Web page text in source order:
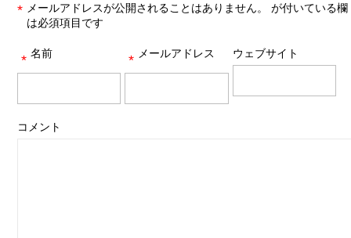
メールアドレスが公開されることはありません。
*
が付いている欄
は必須項目です
名前
* メールアドレス
* ウェブサイト
コメント